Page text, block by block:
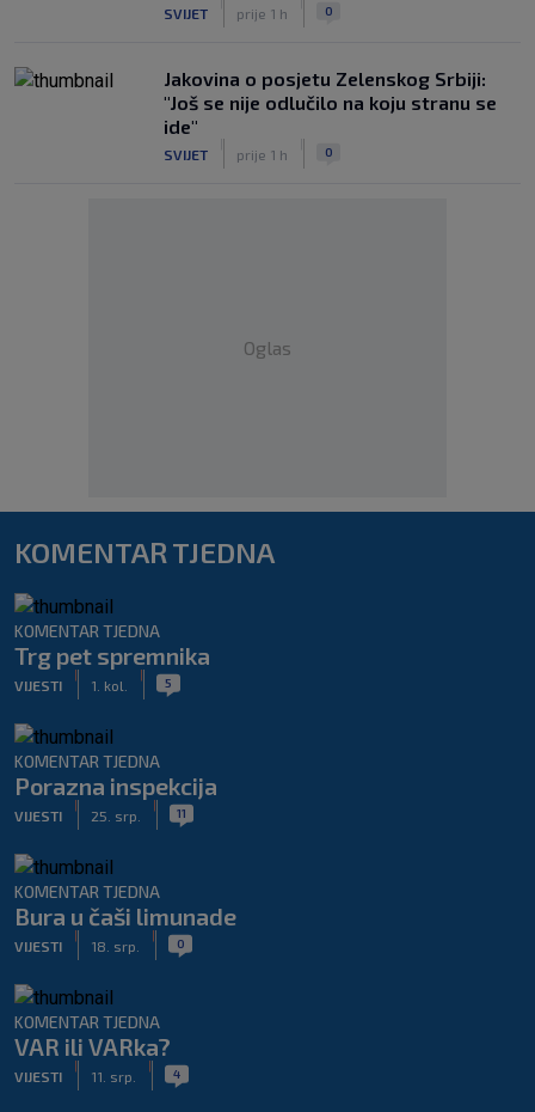
SVIJET prije 1 h 0
Jakovina o posjetu Zelenskog Srbiji:
"Još se nije odlučilo na koju stranu se
ide"
SVIJET prije 1 h 0
Oglas
KOMENTAR TJEDNA
KOMENTAR TJEDNA
Trg pet spremnika
VIJESTI 1. kol. 5
KOMENTAR TJEDNA
Porazna inspekcija
VIJESTI 25. srp. 11
KOMENTAR TJEDNA
Bura u čaši limunade
VIJESTI 18. srp. 0
KOMENTAR TJEDNA
VAR ili VARka?
VIJESTI 11. srp. 4